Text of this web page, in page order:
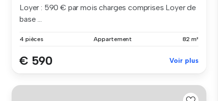
Loyer : 590 € par mois charges comprises Loyer de
base ...
4 pièces Appartement 82 m²
€ 590 Voir plus